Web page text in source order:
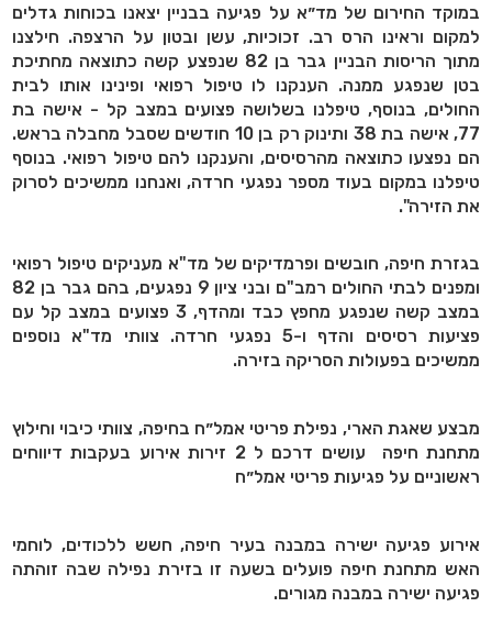
במוקד החירום של מד״א על פגיעה בבניין יצאנו בכוחות גדלים
למקום וראינו הרס רב. זכוכיות, עשן ובטון על הרצפה. חילצנו
מתוך הריסות הבניין גבר בן 82 שנפצע קשה כתוצאה מחתיכת
בטן שנפגע ממנה. הענקנו לו טיפול רפואי ופינינו אותו לבית
החולים, בנוסף, טיפלנו בשלושה פצועים במצב קל - אישה בת
77, אישה בת 38 ותינוק רק בן 10 חודשים שסבל מחבלה בראש.
הם נפצעו כתוצאה מהרסיסים, והענקנו להם טיפול רפואי. בנוסף
טיפלנו במקום בעוד מספר נפגעי חרדה, ואנחנו ממשיכים לסרוק
את הזירה".
בגזרת חיפה, חובשים ופרמדיקים של מד"א מעניקים טיפול רפואי
ומפנים לבתי החולים רמב"ם ובני ציון 9 נפגעים, בהם גבר בן 82
במצב קשה שנפגע מחפץ כבד ומהדף, 3 פצועים במצב קל עם
פציעות רסיסים והדף ו-5 נפגעי חרדה. צוותי מד"א נוספים
ממשיכים בפעולות הסריקה בזירה.
מבצע שאגת הארי, נפילת פריטי אמל״ח בחיפה, צוותי כיבוי וחילוץ
מתחנת חיפה עושים דרכם ל 2 זירות אירוע בעקבות דיווחים
ראשוניים על פגיעות פריטי אמל״ח
אירוע פגיעה ישירה במבנה בעיר חיפה, חשש ללכודים, לוחמי
האש מתחנת חיפה פועלים בשעה זו בזירת נפילה שבה זוהתה
פגיעה ישירה במבנה מגורים.